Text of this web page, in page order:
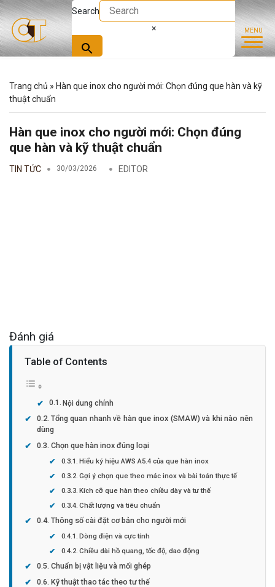
Search
×
Trang chủ » Hàn que inox cho người mới: Chọn đúng que hàn và kỹ
thuật chuẩn
Hàn que inox cho người mới: Chọn đúng
que hàn và kỹ thuật chuẩn
TIN TỨC 30/03/2026 EDITOR
Đánh giá
Table of Contents
Nội dung chính
Tổng quan nhanh về hàn que inox (SMAW) và khi nào nên
dùng
Chọn que hàn inox đúng loại
Hiểu ký hiệu AWS A5.4 của que hàn inox
Gợi ý chọn que theo mác inox và bài toán thực tế
Kích cỡ que hàn theo chiều dày và tư thế
Chất lượng và tiêu chuẩn
Thông số cài đặt cơ bản cho người mới
Dòng điện và cực tính
Chiều dài hồ quang, tốc độ, dao động
Chuẩn bị vật liệu và mối ghép
Kỹ thuật thao tác theo tư thế